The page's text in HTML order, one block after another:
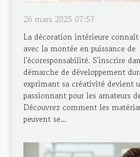
26 mars 2025 07:57
La décoration intérieure
avec la montée en puissance de
l'écoresponsabilité. S'inscrire
démarche de développement
exprimant sa créativité devient
passionnant pour les amateurs
Découvrez comment les
peuvent se...